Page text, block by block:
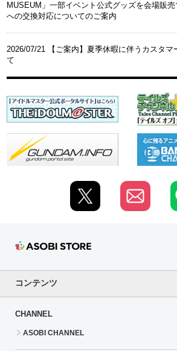
MUSEUM」一部イベント公式グッズを会場販
への交換対応についてのご案内
2026/07/21 【ご案内】夏季休暇に伴うカスタマ
て
コンテンツ
CHANNEL
ASOBI CHANNEL